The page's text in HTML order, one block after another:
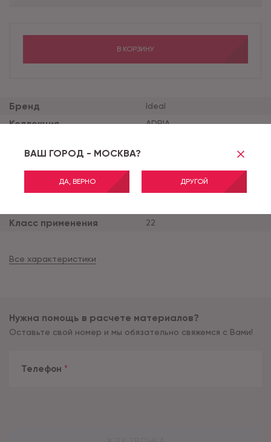
ВАШ ГОРОД - МОСКВА?
ДА, ВЕРНО ДРУГОЙ
Бренд Ideal
Коллекция ADRIA
Толщина защитного сло
я (мм)
Ширина рулона (м)
Класс применения 22
Все характеристики
В КОРЗИНУ
Нужна помощь в расчете материалов?
Оставьте свой номер и мы обязательно свяжемся с Вами!
Телефон *